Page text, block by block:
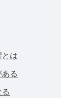
は
る